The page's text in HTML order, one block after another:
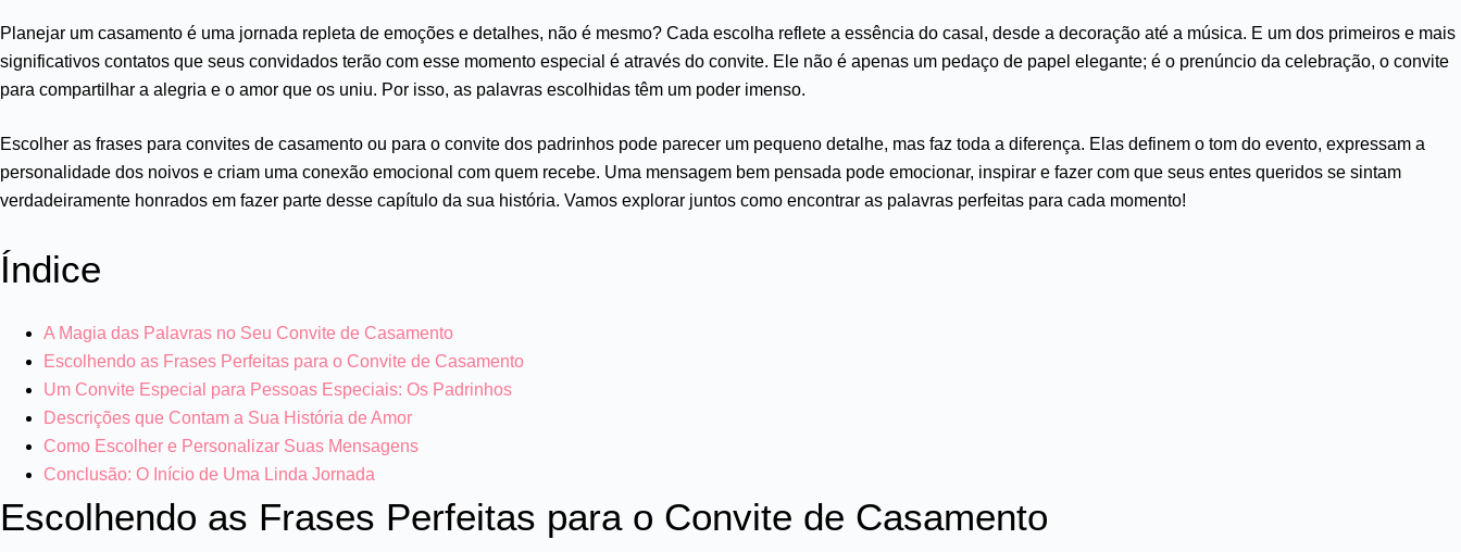
Planejar um casamento é uma jornada repleta de emoções e detalhes, não é mesmo? Cada escolha reflete a essência do casal, desde a decoração até a música. E um dos primeiros e mais
significativos contatos que seus convidados terão com esse momento especial é através do convite. Ele não é apenas um pedaço de papel elegante; é o prenúncio da celebração, o convite
para compartilhar a alegria e o amor que os uniu. Por isso, as palavras escolhidas têm um poder imenso.
Escolher as frases para convites de casamento ou para o convite dos padrinhos pode parecer um pequeno detalhe, mas faz toda a diferença. Elas definem o tom do evento, expressam a
personalidade dos noivos e criam uma conexão emocional com quem recebe. Uma mensagem bem pensada pode emocionar, inspirar e fazer com que seus entes queridos se sintam
verdadeiramente honrados em fazer parte desse capítulo da sua história. Vamos explorar juntos como encontrar as palavras perfeitas para cada momento!
Índice
A Magia das Palavras no Seu Convite de Casamento
Escolhendo as Frases Perfeitas para o Convite de Casamento
Um Convite Especial para Pessoas Especiais: Os Padrinhos
Descrições que Contam a Sua História de Amor
Como Escolher e Personalizar Suas Mensagens
Conclusão: O Início de Uma Linda Jornada
Escolhendo as Frases Perfeitas para o Convite de Casamento